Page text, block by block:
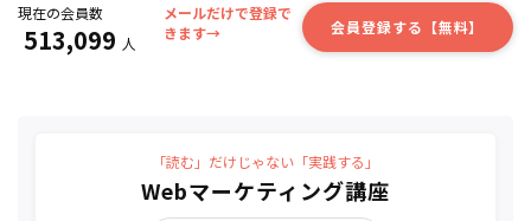
現在の会員数
513,099 人
メールだけで登録で
きます→
会員登録する【無料】
「読む」だけじゃない「実践する」
Webマーケティング講座